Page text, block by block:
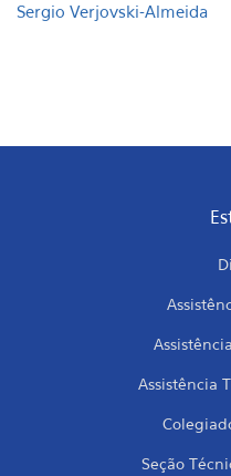
Sergio Verjovski-Almeida
Assistência
Seção